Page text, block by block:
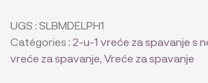
UGS :SLBMDELPH1
Catégories :2-u-1 vreće za spavanje s
vreće za spavanje,Vreće za spavanje